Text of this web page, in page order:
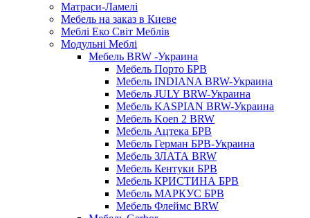
Матраси-Ламелі
Мебель на заказ в Киеве
Меблі Еко Світ Меблів
Модульні Меблі
Мебель BRW -Украина
Мебель Порто БРВ
Мебель INDIANA BRW-Украина
Мебель JULY BRW-Украина
Мебель KASPIAN BRW-Украина
Мебель Koen 2 BRW
Мебель Ацтека БРВ
Мебель Герман БРВ-Украина
Мебель ЗЛАТА BRW
Мебель Кентуки БРВ
Мебель КРИСТИНА БРВ
Мебель МАРКУС БРВ
Мебель Флеймс BRW